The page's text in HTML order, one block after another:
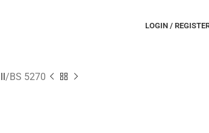
LOGIN /
BS 5270